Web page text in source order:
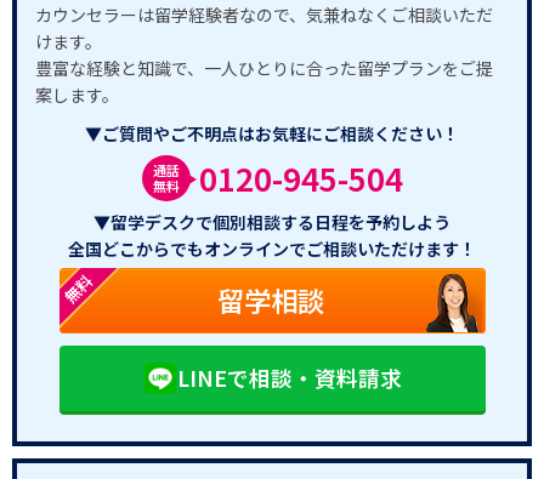
カウンセラーは留学経験者なので、気兼ねなくご相談いただ
けます。
豊富な経験と知識で、一人ひとりに合った留学プランをご提
案します。
▼ご質問やご不明点はお気軽にご相談ください！
通話
無料
0120-945-504
▼留学デスクで個別相談する日程を予約しよう
全国どこからでもオンラインでご相談いただけます！
無料 留学相談
LINEで相談・資料請求